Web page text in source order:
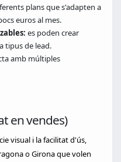
plans que s'adapten a
euros al mes.
es poden crear
tipus de lead.
amb múltiples
en vendes)
visual i la facilitat d'ús,
o Girona que volen